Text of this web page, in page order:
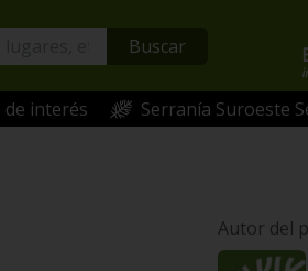
Buscar
interés Serranía Suroeste
Autor del